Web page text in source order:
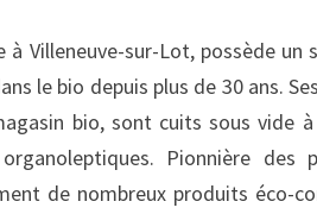
à Villeneuve-sur-Lot, possède
le bio depuis plus de 30 ans.
bio, sont cuits sous vide
Pionnière des
de nombreux produits éco-